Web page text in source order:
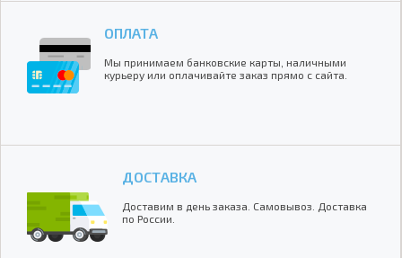
ОПЛАТА
Мы принимаем банковские карты, наличными
курьеру или оплачивайте заказ прямо с сайта.
ДОСТАВКА
Доставим в день заказа. Самовывоз. Доставка
по России.